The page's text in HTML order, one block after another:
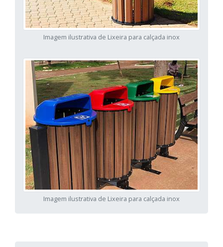
Imagem ilustrativa de Lixeira para calçada inox
Imagem ilustrativa de Lixeira para calçada inox